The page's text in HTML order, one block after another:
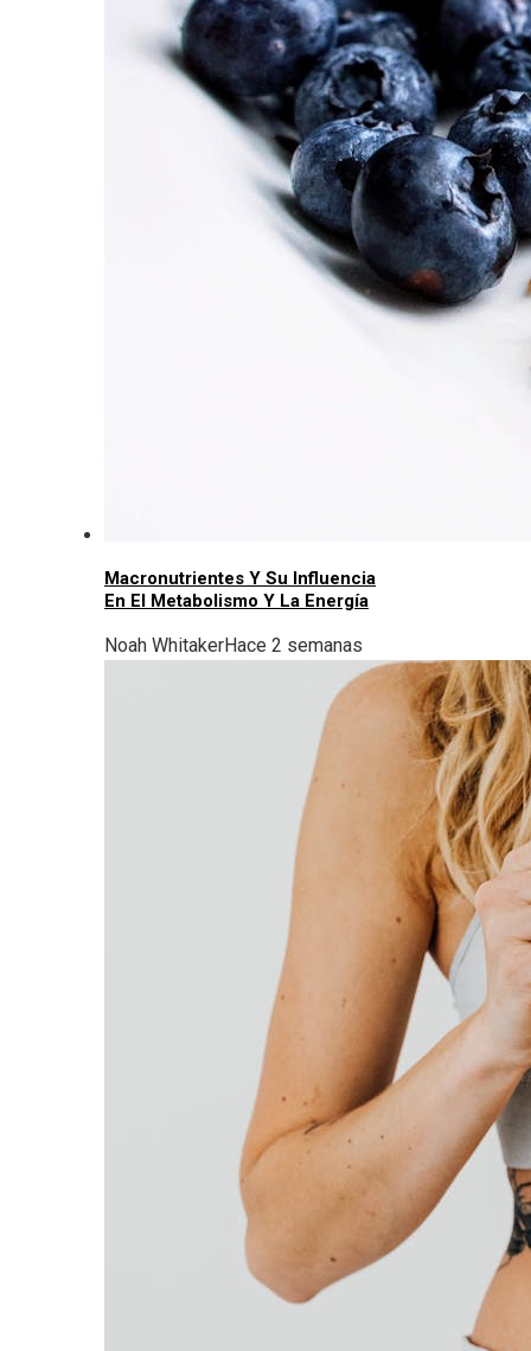
Macronutrientes Y Su Influencia
En El Metabolismo Y La Energía
Noah WhitakerHace 2 semanas